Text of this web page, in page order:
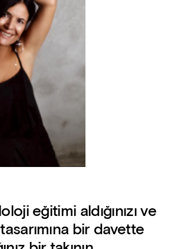
eğitimi aldığınızı ve
bir davette